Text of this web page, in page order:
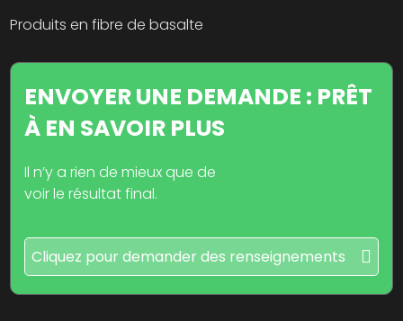
Produits en fibre de basalte
ENVOYER UNE DEMANDE : PRÊT
À EN SAVOIR PLUS
Il n’y a rien de mieux que de
voir le résultat final.
Cliquez pour demander des renseignements